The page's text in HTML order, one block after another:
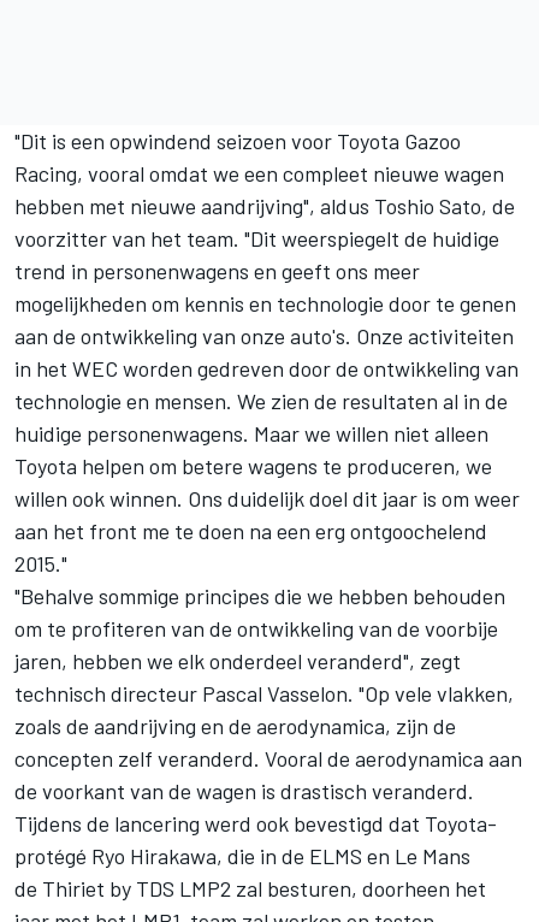
"Dit is een opwindend seizoen voor Toyota Gazoo
Racing, vooral omdat we een compleet nieuwe wagen
hebben met nieuwe aandrijving", aldus Toshio Sato, de
voorzitter van het team. "Dit weerspiegelt de huidige
trend in personenwagens en geeft ons meer
mogelijkheden om kennis en technologie door te genen
aan de ontwikkeling van onze auto's. Onze activiteiten
in het WEC worden gedreven door de ontwikkeling van
technologie en mensen. We zien de resultaten al in de
huidige personenwagens. Maar we willen niet alleen
Toyota helpen om betere wagens te produceren, we
willen ook winnen. Ons duidelijk doel dit jaar is om weer
aan het front me te doen na een erg ontgoochelend
2015."
"Behalve sommige principes die we hebben behouden
om te profiteren van de ontwikkeling van de voorbije
jaren, hebben we elk onderdeel veranderd", zegt
technisch directeur Pascal Vasselon. "Op vele vlakken,
zoals de aandrijving en de aerodynamica, zijn de
concepten zelf veranderd. Vooral de aerodynamica aan
de voorkant van de wagen is drastisch veranderd.
Tijdens de lancering werd ook bevestigd dat Toyota-
protégé Ryo Hirakawa, die in de ELMS en Le Mans
de Thiriet by TDS LMP2 zal besturen, doorheen het